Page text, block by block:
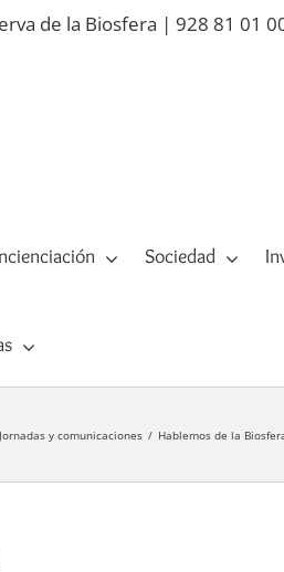
de la Biosfera | 928 81 01
Sociedad
Jornadas y comunicaciones Hablemos de la